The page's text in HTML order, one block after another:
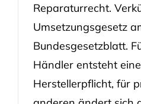
Reparaturrecht.
Umsetzungsgesetz
Bundesgesetzblatt.
Händler entsteht
Herstellerpflicht, für